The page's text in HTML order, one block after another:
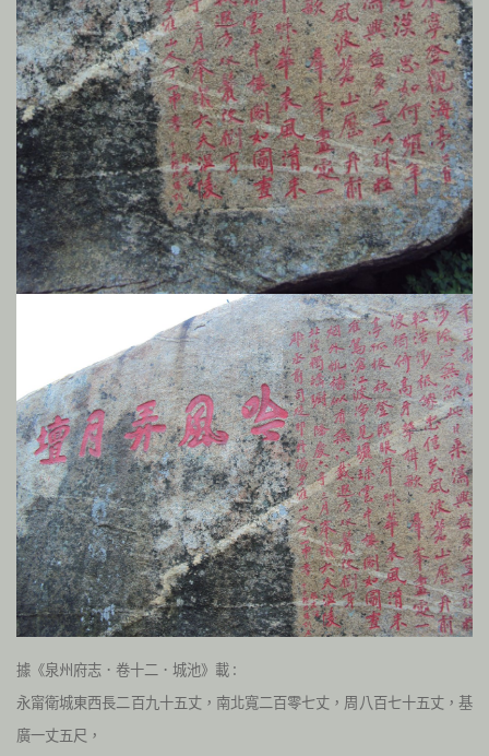
據《泉州府志．卷十二．城池》載 :
永甯衛城東西長二百九十五丈，南北寬二百零七丈，周八百七十五丈，基
廣一丈五尺，